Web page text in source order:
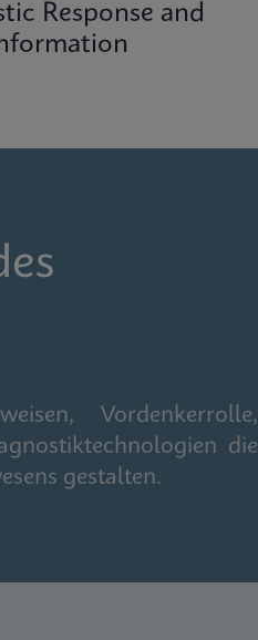
Response and
Vordenkerrolle,
die
gestalten.